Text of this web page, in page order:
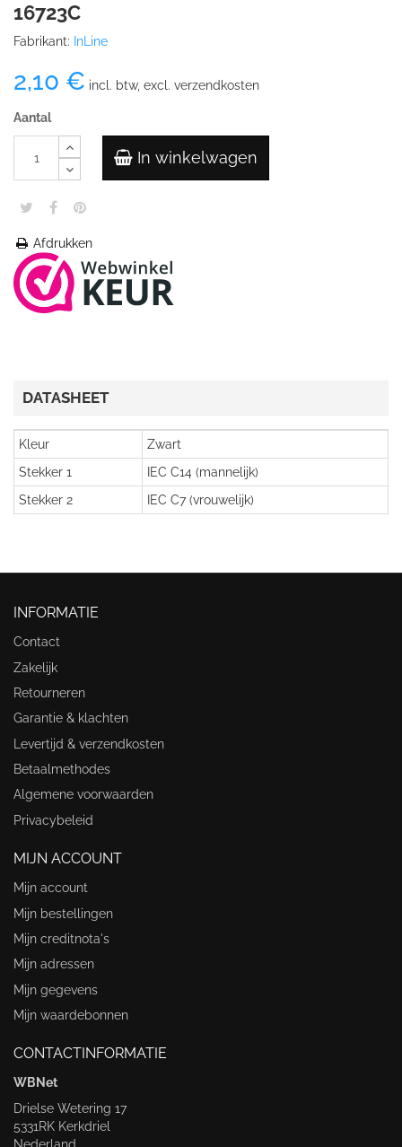
16723C
Fabrikant: InLine
2,10 € incl. btw, excl. verzendkosten
Aantal
In winkelwagen
Afdrukken
DATASHEET
Kleur
Zwart
Stekker 1
IEC C14 (mannelijk)
Stekker 2
IEC C7 (vrouwelijk)
INFORMATIE
Contact
Zakelijk
Retourneren
Garantie & klachten
Levertijd & verzendkosten
Betaalmethodes
Algemene voorwaarden
Privacybeleid
MIJN ACCOUNT
Mijn account
Mijn bestellingen
Mijn creditnota's
Mijn adressen
Mijn gegevens
Mijn waardebonnen
CONTACTINFORMATIE
WBNet
Drielse Wetering 17
5331RK Kerkdriel